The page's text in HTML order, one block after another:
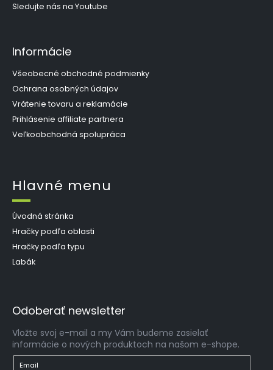
Sledujte nás na Youtube
Informácie
Všeobecné obchodné podmienky
Ochrana osobných údajov
Vrátenie tovaru a reklamácie
Prihlásenie affiliate partnera
Veľkoobchodná spolupráca
Hlavné menu
Úvodná stránka
Hračky podľa oblasti
Hračky podľa typu
Labák
Odoberať newsletter
Vložte svoj e-mail a my Vám budeme zasielať
informácie o nových produktoch na našom e-shope.
Email